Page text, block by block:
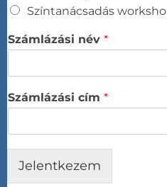
Színtanácsadás
Számlázási név *
Számlázási cím *
Jelentkezem